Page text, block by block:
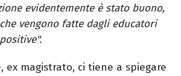
evidentemente è stato buono,
vengono fatte dagli educatori
ex magistrato, ci tiene a spiegare